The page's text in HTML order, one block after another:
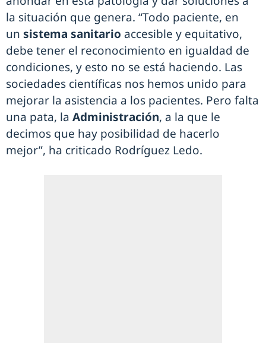
la situación que genera. “Todo paciente, en
un sistema sanitario accesible y equitativo,
debe tener el reconocimiento en igualdad de
condiciones, y esto no se está haciendo. Las
sociedades científicas nos hemos unido para
mejorar la asistencia a los pacientes. Pero falta
una pata, la Administración, a la que le
decimos que hay posibilidad de hacerlo
mejor”, ha criticado Rodríguez Ledo.